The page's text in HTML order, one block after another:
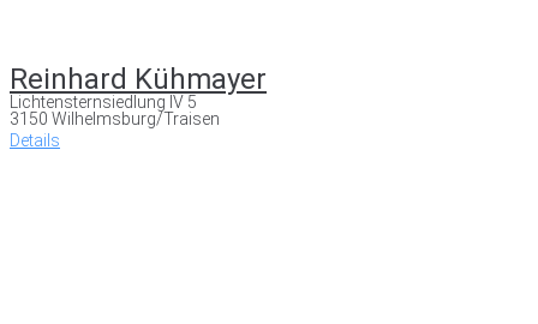
Reinhard Kühmayer
Lichtensternsiedlung IV 5
3150 Wilhelmsburg/Traisen
Details